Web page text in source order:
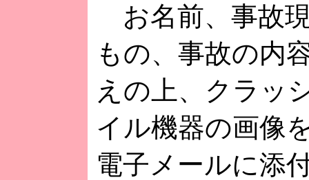
お名前、事故
もの、事故の内
えの上、クラッ
イル機器の画像
電子メールに添